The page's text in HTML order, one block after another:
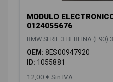
MODULO
0124055676
BMW SERIE 3 BERLINA (E90)
OEM: 8ES00947920
ID: 1055881
12,00 € Sin IVA